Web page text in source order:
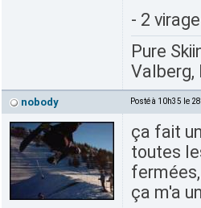
- 2
Pure
Valberg,
nobody Posté à 10h35 le
ça fait
toutes
ça m'a